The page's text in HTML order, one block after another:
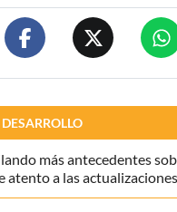
más antecedentes
atento a las